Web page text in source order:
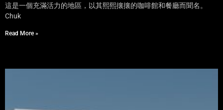
這是一個充滿活力的地區，以其熙熙攘攘的咖啡館和餐廳而聞名。
Chuk
Read More »